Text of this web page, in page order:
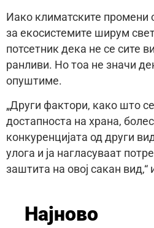
Иако климатските промени
за екосистемите ширум
потсетник дека не се сите
ранливи. Но тоа не значи
опуштиме.
„Други фактори, како што
достапноста на храна,
конкуренцијата од други
улога и ја нагласуваат
заштита на овој сакан вид,“
Најново